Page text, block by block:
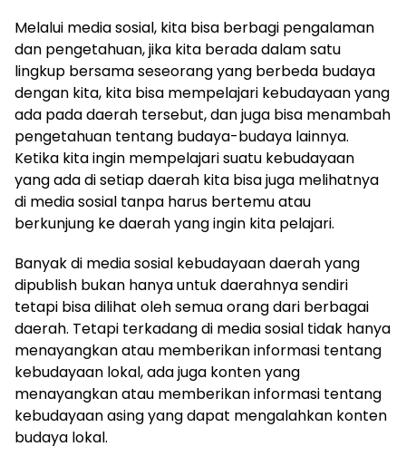
Melalui media sosial, kita bisa berbagi pengalaman
dan pengetahuan, jika kita berada dalam satu
lingkup bersama seseorang yang berbeda budaya
dengan kita, kita bisa mempelajari kebudayaan yang
ada pada daerah tersebut, dan juga bisa menambah
pengetahuan tentang budaya-budaya lainnya.
Ketika kita ingin mempelajari suatu kebudayaan
yang ada di setiap daerah kita bisa juga melihatnya
di media sosial tanpa harus bertemu atau
berkunjung ke daerah yang ingin kita pelajari.
Banyak di media sosial kebudayaan daerah yang
dipublish bukan hanya untuk daerahnya sendiri
tetapi bisa dilihat oleh semua orang dari berbagai
daerah. Tetapi terkadang di media sosial tidak hanya
menayangkan atau memberikan informasi tentang
kebudayaan lokal, ada juga konten yang
menayangkan atau memberikan informasi tentang
kebudayaan asing yang dapat mengalahkan konten
budaya lokal.